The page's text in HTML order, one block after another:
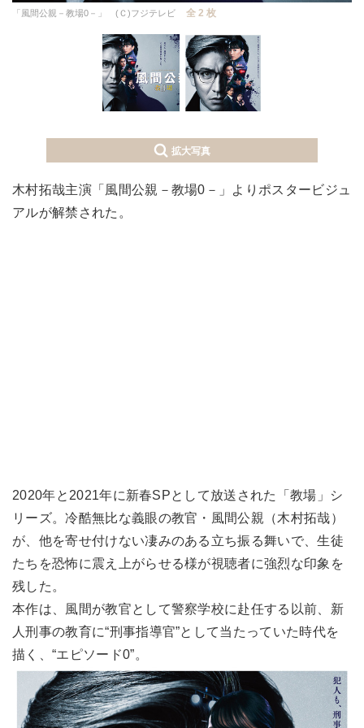
「風間公親－教場0－」 (Ｃ)フジテレビ 全 2 枚
拡大写真
木村拓哉主演「風間公親－教場0－」よりポスタービジュ
アルが解禁された。
2020年と2021年に新春SPとして放送された「教場」シ
リーズ。冷酷無比な義眼の教官・風間公親（木村拓哉）
が、他を寄せ付けない凄みのある立ち振る舞いで、生徒
たちを恐怖に震え上がらせる様が視聴者に強烈な印象を
残した。
本作は、風間が教官として警察学校に赴任する以前、新
人刑事の教育に“刑事指導官”として当たっていた時代を
描く、“エピソード0”。